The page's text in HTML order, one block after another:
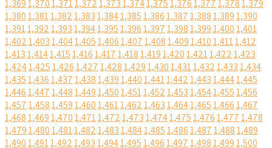
1,3691,3701,3711,3721,3731,3741,3751,3761,3771,3781,379
1,3801,3811,3821,3831,3841,3851,3861,3871,3881,3891,390
1,3911,3921,3931,3941,3951,3961,3971,3981,3991,4001,401
1,4021,4031,4041,4051,4061,4071,4081,4091,4101,4111,412
1,4131,4141,4151,4161,4171,4181,4191,4201,4211,4221,423
1,4241,4251,4261,4271,4281,4291,4301,4311,4321,4331,434
1,4351,4361,4371,4381,4391,4401,4411,4421,4431,4441,445
1,4461,4471,4481,4491,4501,4511,4521,4531,4541,4551,456
1,4571,4581,4591,4601,4611,4621,4631,4641,4651,4661,467
1,4681,4691,4701,4711,4721,4731,4741,4751,4761,4771,478
1,4791,4801,4811,4821,4831,4841,4851,4861,4871,4881,489
1,4901,4911,4921,4931,4941,4951,4961,4971,4981,4991,500